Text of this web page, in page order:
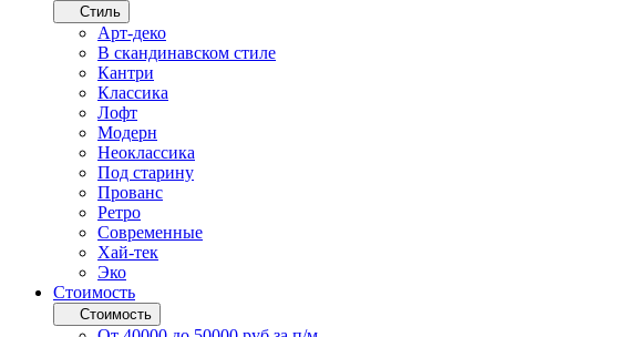
Стиль
Арт-деко
В скандинавском стиле
Кантри
Классика
Лофт
Модерн
Неоклассика
Под старину
Прованс
Ретро
Современные
Хай-тек
Эко
Стоимость
Стоимость